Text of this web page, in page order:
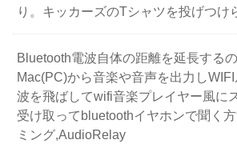
り。キッカーズのTシャツを投げつけ
Bluetooth電波自体の距離を延長する
Mac(PC)から音楽や音声を出力し
波を飛ばしてwifi音楽プレイヤー風に
受け取ってbluetoothイヤホンで聞く
ミング,AudioRelay